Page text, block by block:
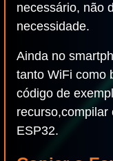
necessário, não
necessidade.
Ainda no
tanto WiFi como
código de
recurso,compilar
ESP32.